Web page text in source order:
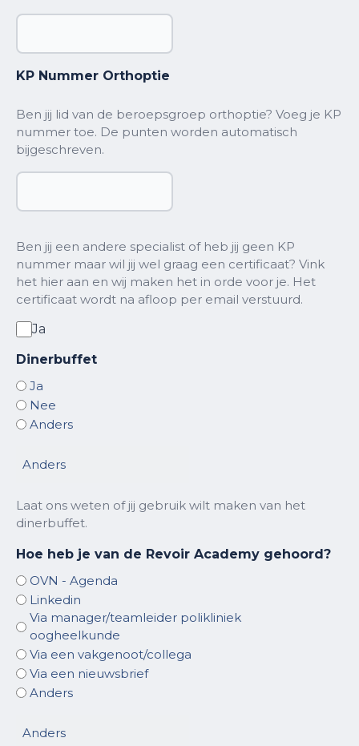
KP Nummer Orthoptie
Ben jij lid van de beroepsgroep orthoptie? Voeg je KP
nummer toe. De punten worden automatisch
bijgeschreven.
Ben jij een andere specialist of heb jij geen KP
nummer maar wil jij wel graag een certificaat? Vink
het hier aan en wij maken het in orde voor je. Het
certificaat wordt na afloop per email verstuurd.
Ja
Dinerbuffet
Ja
Nee
Anders
Laat ons weten of jij gebruik wilt maken van het
dinerbuffet.
Hoe heb je van de Revoir Academy gehoord?
OVN - Agenda
Linkedin
Via manager/teamleider polikliniek
oogheelkunde
Via een vakgenoot/collega
Via een nieuwsbrief
Anders